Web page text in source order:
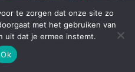
te zorgen dat onze site zo
met het gebruiken van
uit dat je ermee instemt.
Ok